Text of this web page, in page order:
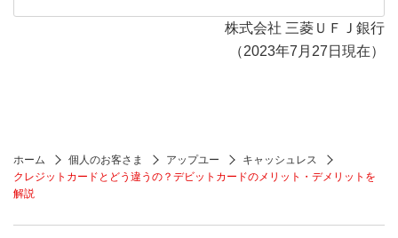
株式会社 三菱ＵＦＪ銀行
（2023年7月27日現在）
ホーム 個人のお客さま アップユー
キャッシュレス
クレジットカードとどう違うの？デビットカードのメリット・デメリットを
解説